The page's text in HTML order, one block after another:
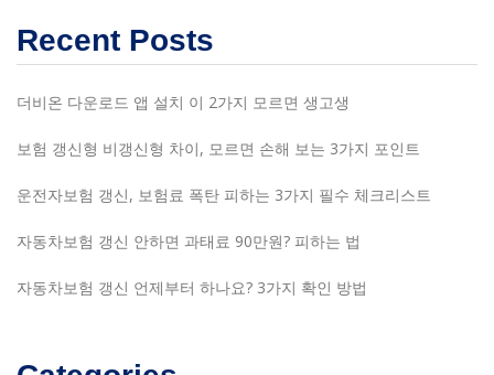
Recent Posts
더비온 다운로드 앱 설치 이 2가지 모르면 생고생
보험 갱신형 비갱신형 차이, 모르면 손해 보는 3가지 포인트
운전자보험 갱신, 보험료 폭탄 피하는 3가지 필수 체크리스트
자동차보험 갱신 안하면 과태료 90만원? 피하는 법
자동차보험 갱신 언제부터 하나요? 3가지 확인 방법